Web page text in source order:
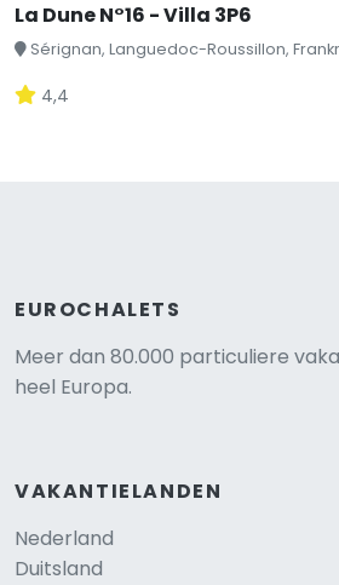
La Dune N°16 - Villa 3P6
Sérignan, Languedoc-Roussillon,
4,4
EUROCHALETS
Meer dan 80.000 particuliere
heel Europa.
VAKANTIELANDEN
Nederland
Duitsland